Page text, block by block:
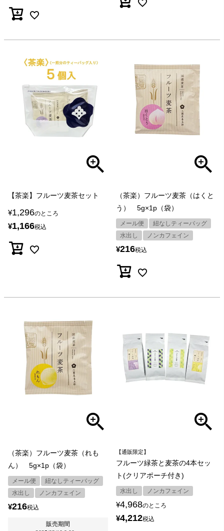
【茶楽】フルーツ麦茶セット
¥1,296のところ
¥1,166税込
（茶楽）フルーツ麦茶（はくと
う） 5g×1p（袋）
メール便
紐なしティーバッグ
水出し
ノンカフェイン
¥216税込
（茶楽）フルーツ麦茶（れも
ん） 5g×1p（袋）
メール便
紐なしティーバッグ
水出し
ノンカフェイン
¥216税込
販売期間
【通販限定】
フルーツ緑茶と麦茶の4本セッ
ト(クリアポーチ付き)
水出し ノンカフェイン
¥4,968のところ
¥4,212税込